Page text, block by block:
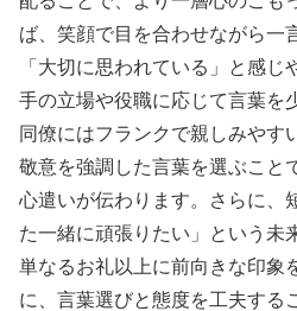
ば、笑顔で目を合わせながら一
「大切に思われている」と感
手の立場や役職に応じて言葉を
同僚にはフランクで親しみやす
敬意を強調した言葉を選ぶこと
心遣いが伝わります。さらに、
た一緒に頑張りたい」という未
単なるお礼以上に前向きな印象
に、言葉選びと態度を工夫する